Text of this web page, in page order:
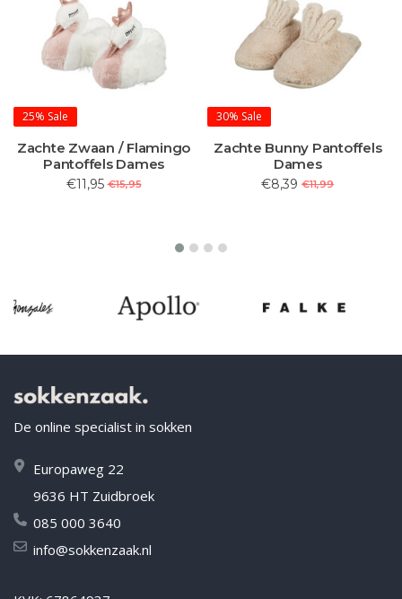
25% Sale
Zachte Zwaan / Flamingo
Pantoffels Dames
€11,95 €15,95
30% Sale
Zachte Bunny Pantoffels
Dames
€8,39 €11,99
De online specialist in sokken
Europaweg 22
9636 HT Zuidbroek
085 000 3640
info@sokkenzaak.nl